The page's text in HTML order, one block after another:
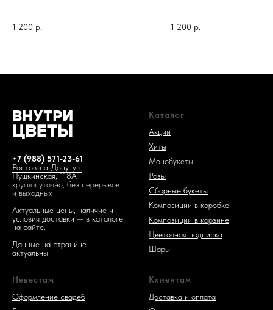
1 200 р. 1 200 р.
+7 (988) 571-23-61
Ростов-на-Дону, ул.
Пушкинская, 118А
круглосуточно, без перерывов
и выходных
Актуальные цены, наличие и
условия доставки — в каталоге
на сайте.
Данные на странице
актуальны.
Каталог
Акции
Хиты
Монобукеты
Розы
Сборные букеты
Композиции в коробке
Композиции в корзине
Цветочная подписка
Шары
Невестам
Оформление свадеб
Клиентам
Доставка и оплата
1 код —